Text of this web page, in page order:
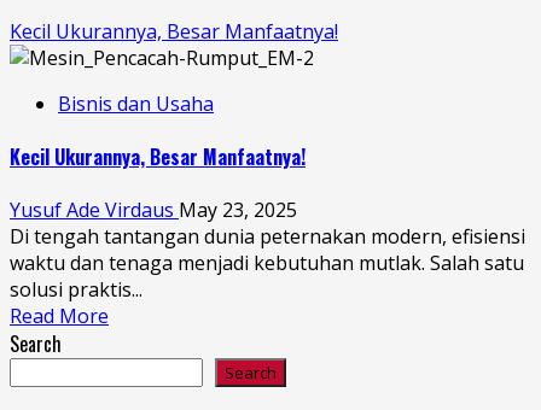
Kecil Ukurannya, Besar Manfaatnya!
Bisnis dan Usaha
Kecil Ukurannya, Besar Manfaatnya!
Yusuf Ade Virdaus May 23, 2025
Di tengah tantangan dunia peternakan modern, efisiensi
waktu dan tenaga menjadi kebutuhan mutlak. Salah satu
solusi praktis...
Read More
Search
Search